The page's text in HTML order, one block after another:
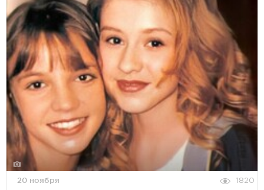
20 ноября 1820